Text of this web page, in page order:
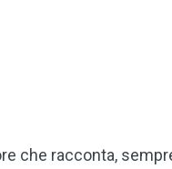
che racconta,